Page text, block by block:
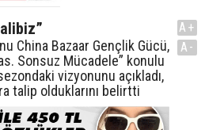
China Bazaar Gençlik Gücü,
Sonsuz Mücadele” konulu
vizyonunu açıkladı,
talip olduklarını belirtti
A+
A-